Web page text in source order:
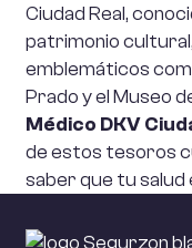
Ciudad Real,
patrimonio
emblemáticos
Prado y el Museo
Médico DKV
de estos tesoros
saber que tu salud